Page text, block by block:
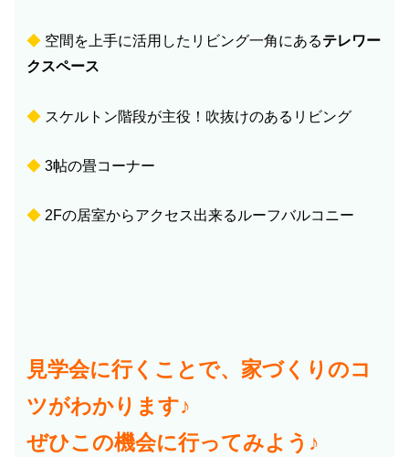
◆ 空間を上手に活用したリビング一角にあるテレワー
クスペース
◆ スケルトン階段が主役！吹抜けのあるリビング
◆ 3帖の畳コーナー
◆ 2Fの居室からアクセス出来るルーフバルコニー
見学会に行くことで、家づくりのコ
ツがわかります♪
ぜひこの機会に行ってみよう♪